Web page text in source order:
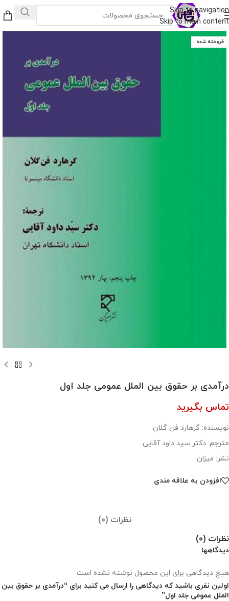
Skip to navigation
Skip to main content
فروخته شده
درآمدی بر حقوق بین الملل عمومی جلد اول
تماس بگیرید
نویسنده: گرهارد فن گلان
مترجم: دکتر سید داود آقایی
نشر: میزان
افزودن به علاقه مندی
نظرات (0)
نظرات (0)
دیدگاهها
هیچ دیدگاهی برای این محصول نوشته نشده است.
اولین نفری باشید که دیدگاهی را ارسال می کنید برای “درآمدی بر حقوق بین
الملل عمومی جلد اول”